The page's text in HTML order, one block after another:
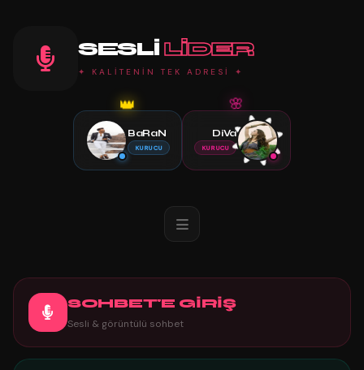
SESLI LIDER
✦ KALİTENİN TEK ADRESİ ✦
👑
BaRaN
KURUCU
🌸
DiVa
KURUCU
SOHBET'E GİRİŞ
Sesli & görüntülü sohbet